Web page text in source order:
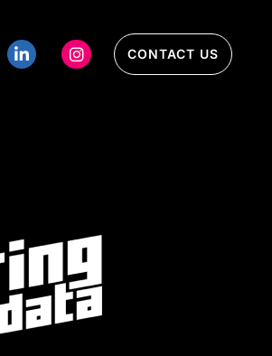
CONTACT US